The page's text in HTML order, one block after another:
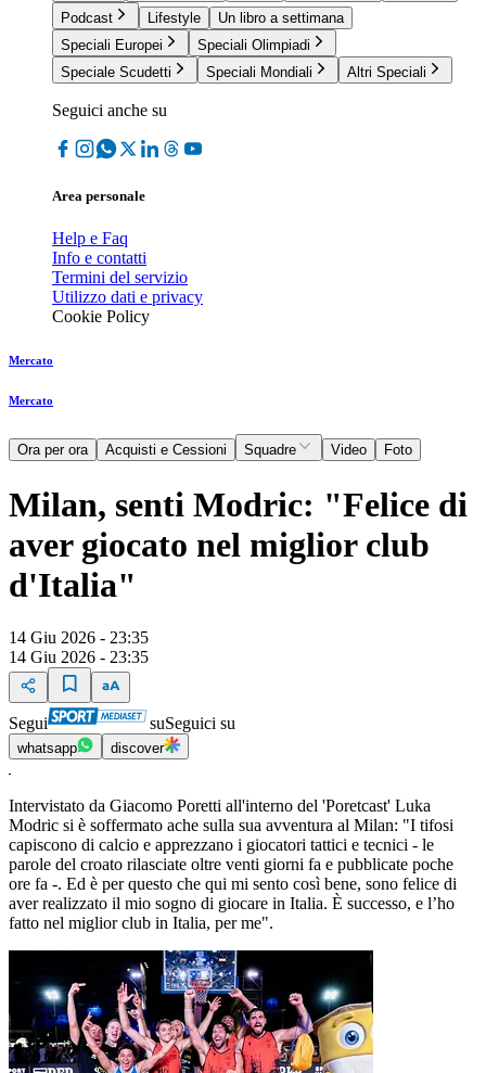
Podcast
Lifestyle
Un libro a settimana
Speciali Europei
Speciali Olimpiadi
Speciale Scudetti
Speciali Mondiali Altri Speciali
Seguici anche su
Area personale
Help e Faq
Info e contatti
Termini del servizio
Utilizzo dati e privacy
Cookie Policy
Mercato
Mercato
Ora per ora Acquisti e Cessioni Squadre Video Foto
Milan, senti Modric: "Felice di
aver giocato nel miglior club
d'Italia"
14 Giu 2026 - 23:35
14 Giu 2026 - 23:35
Segui suSeguici su
whatsapp discover
Intervistato da Giacomo Poretti all'interno del 'Poretcast' Luka
Modric si è soffermato ache sulla sua avventura al Milan: "I tifosi
capiscono di calcio e apprezzano i giocatori tattici e tecnici - le
parole del croato rilasciate oltre venti giorni fa e pubblicate poche
ore fa -. Ed è per questo che qui mi sento così bene, sono felice di
aver realizzato il mio sogno di giocare in Italia. È successo, e l’ho
fatto nel miglior club in Italia, per me".